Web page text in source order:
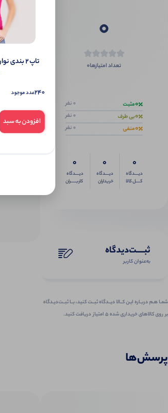
0
تعداد امتیازها0
0مثبت 0 نفر
0بی طرف 0 نفر
0منفی 0 نفر
0
دیــــدگاه
کــــل کالا
0
دیــــدگاه
خریداران
0
دیــــدگاه
کاربـــــران
ثبـــــت‌دیدگاه
به‌عنوان کاربر
شمـا هـم دربـاره ایـن کــالا دیــدگاه ثبــت کنید، بــا ثبــت‌دیـدگاه
بر روی کالاهای خریداری شده ۵ امتیاز دریافت کنید.
پرسش‌ها
240عدد موجود
افزودن به سبد